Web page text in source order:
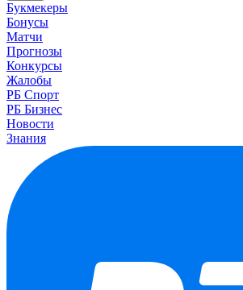
Букмекеры
Бонусы
Матчи
Прогнозы
Конкурсы
Жалобы
РБ Спорт
РБ Бизнес
Новости
Знания